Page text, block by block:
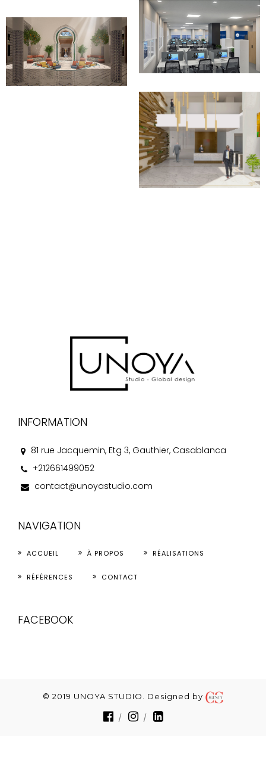
aménagement
PROJET DE CALL
CENTER
Conception
RIAD EL AMINE
Conception et suivi
AMÉNAGEMENT
TOUR DE BUREAU
Conception
INFORMATION
81 rue Jacquemin, Etg 3, Gauthier, Casablanca
+212661499052
contact@unoyastudio.com
NAVIGATION
ACCUEIL À PROPOS RÉALISATIONS
RÉFÉRENCES CONTACT
FACEBOOK
© 2019 UNOYA STUDIO. Designed by